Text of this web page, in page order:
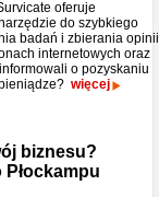
oferuje
do szybkiego
badań i zbierania opinii
internetowych oraz
o pozyskaniu
więcej
biznesu?